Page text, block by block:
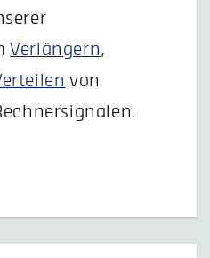
Verlängern ,
von